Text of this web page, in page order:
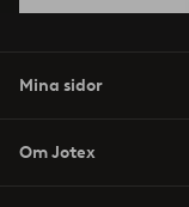
Mina sidor
Om Jotex